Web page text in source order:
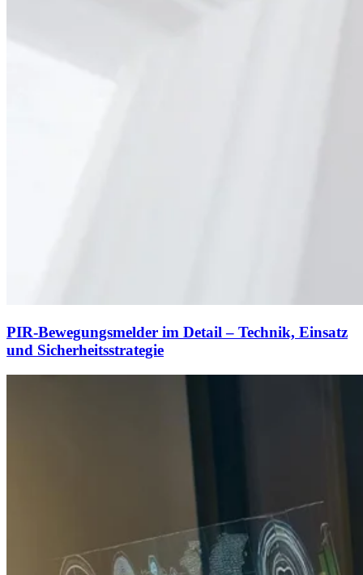
PIR-Bewegungsmelder im Detail – Technik, Einsatz
und Sicherheitsstrategie